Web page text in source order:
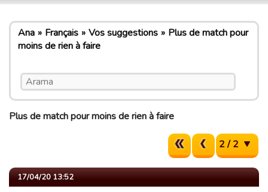
Ana Français Vos suggestions
Plus de match pour
moins de rien à faire
Plus de match pour moins de rien à faire
2 / 2
17/04/20 13:52